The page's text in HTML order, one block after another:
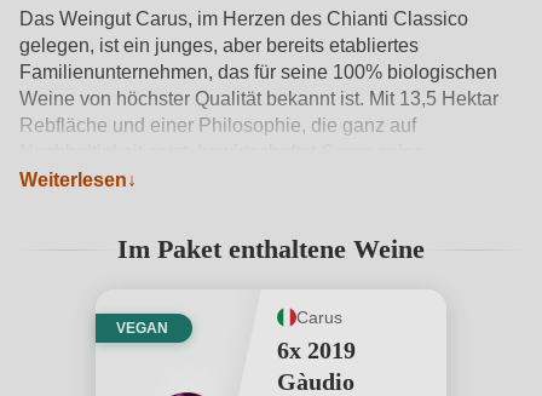
Das Weingut Carus, im Herzen des Chianti Classico
gelegen, ist ein junges, aber bereits etabliertes
Familienunternehmen, das für seine 100% biologischen
Weine von höchster Qualität bekannt ist. Mit 13,5 Hektar
Rebfläche und einer Philosophie, die ganz auf
Weinberge mit handwerklicher Sorgfalt und erzeugt
der Gàudio Chianti Gran Selezione DOCG als Ausdruck
exklusiven Box finden sich nicht nur 6 Flaschen Wein,
sondern auch ein ganz besonderes Geschenk: eine
Packung handwerklich hergestellter Pralinen mit
Weinfüllung, entstanden in Zusammenarbeit mit einer
Weiterlesen
Im Paket enthaltene Weine
VEGAN
Carus
6x 2019
Gàudio